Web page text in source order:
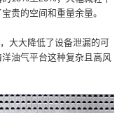
贵的空间和重量余量。
大大降低了设备泄漏的可
油气平台这种复杂且高风